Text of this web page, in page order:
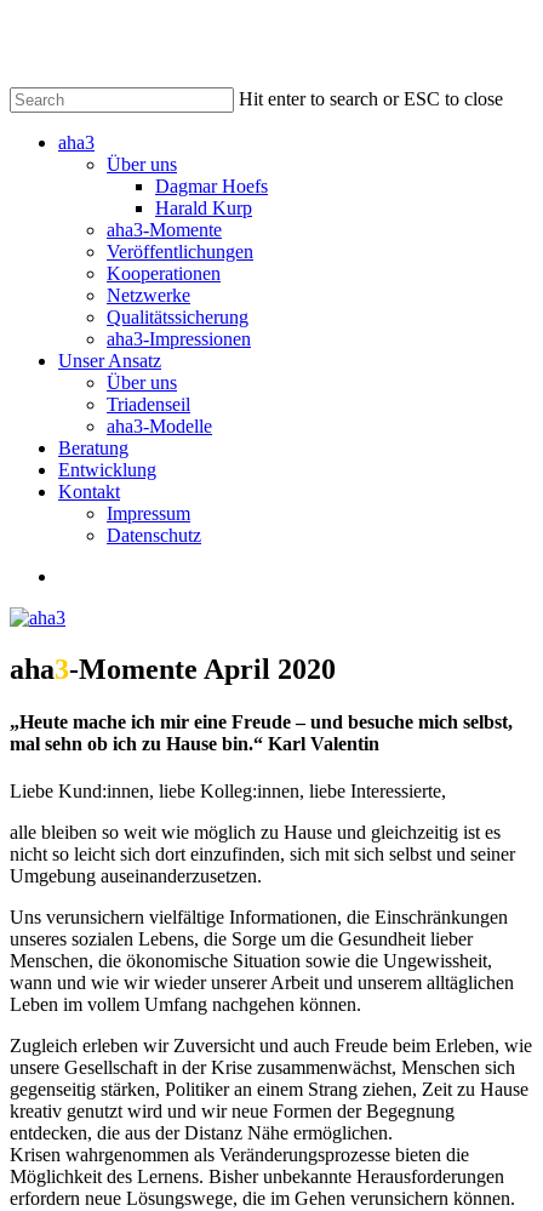
content
Hit enter to search or ESC to close
Searchaha3
Über uns
Dagmar Hoefs
Harald Kurp
aha3-Momente
Veröffentlichungen
Kooperationen
Netzwerke
Qualitätssicherung
aha3-Impressionen
Unser Ansatz
Über uns
Triadenseil
aha3-Modelle
Beratung
Entwicklung
Kontakt
Impressum
Datenschutz
aha3-Momente April 2020
„Heute mache ich mir eine Freude – und besuche mich selbst,
mal sehn ob ich zu Hause bin.“ Karl Valentin
Liebe Kund:innen, liebe Kolleg:innen, liebe Interessierte,
alle bleiben so weit wie möglich zu Hause und gleichzeitig ist es
nicht so leicht sich dort einzufinden, sich mit sich selbst und seiner
Umgebung auseinanderzusetzen.
Uns verunsichern vielfältige Informationen, die Einschränkungen
unseres sozialen Lebens, die Sorge um die Gesundheit lieber
Menschen, die ökonomische Situation sowie die Ungewissheit,
wann und wie wir wieder unserer Arbeit und unserem alltäglichen
Leben im vollem Umfang nachgehen können.
Zugleich erleben wir Zuversicht und auch Freude beim Erleben, wie
unsere Gesellschaft in der Krise zusammenwächst, Menschen sich
gegenseitig stärken, Politiker an einem Strang ziehen, Zeit zu Hause
kreativ genutzt wird und wir neue Formen der Begegnung
entdecken, die aus der Distanz Nähe ermöglichen.
Krisen wahrgenommen als Veränderungsprozesse bieten die
Möglichkeit des Lernens. Bisher unbekannte Herausforderungen
erfordern neue Lösungswege, die im Gehen verunsichern können.